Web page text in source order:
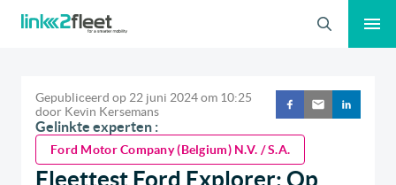
Zoeken
Gepubliceerd op22 juni 2024om 10:25
door Kevin Kersemans
Gelinkte experten :
Ford Motor Company (Belgium) N.V. / S.A.
Fleettest Ford Explorer: Op